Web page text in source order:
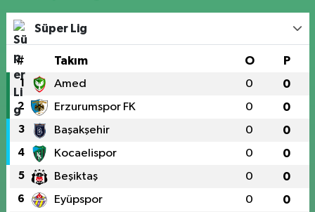
Süper Lig
# Takım O P
1 Amed 0 0
2 Erzurumspor FK 0 0
3 Başakşehir 0 0
4 Kocaelispor 0 0
5 Beşiktaş 0 0
6 Eyüpspor 0 0